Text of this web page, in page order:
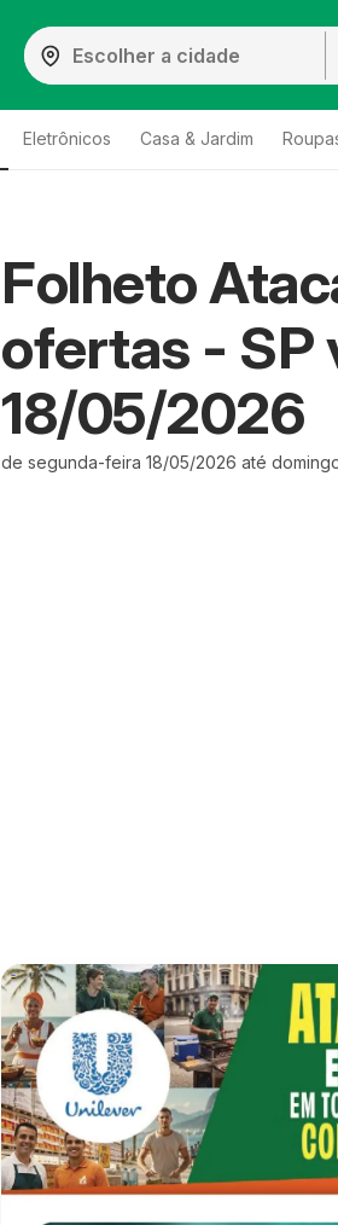
Eletrônicos Casa & Jardim
Folheto
ofertas - SP
18/05/2026
de segunda-feira 18/05/2026 até